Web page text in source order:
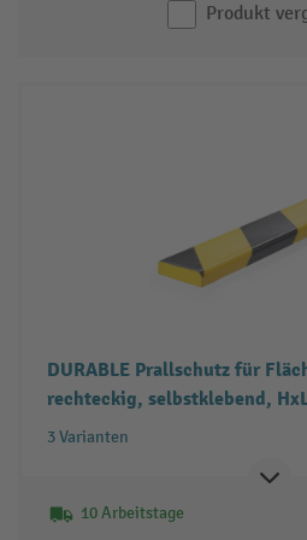
Produkt
DURABLE Prallschutz für
rechteckig, selbstklebend,
3 Varianten
10 Arbeitstage